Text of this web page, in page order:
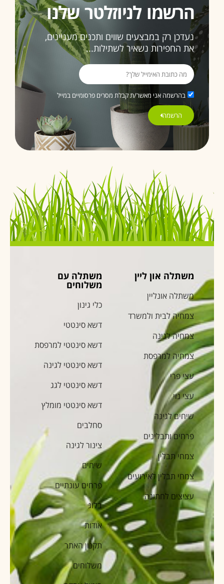
הרשמו לניוזלטר שלנו
נעדכן רק במבצעים שווים ותכנים מעניינים,
את החפירות נשאיר לשתילות...
בהרשמה אני מאשר/ת קבלת מסרים פרסומיים במייל
הרשמה
משתלה און ליין
משתלה אונליין
צמחיה לבית ולמשרד
צמחיה לגינה
צמחיה למרפסת
עצי פרי
עצי נוי
שיחים לגינה
פרחים ותבלינים
צמחי תבלין
צמחי תבלין לאירועים
עציצים לחתונה
משתלה עם
משלוחים
כלי גינון
דשא סינטטי
דשא סינטטי למרפסת
דשא סינטטי לגינה
דשא סינטטי לגג
דשא סינטטי מומלץ
סחלבים
צינור לגינה
שיחים
פרחים עונתיים
בלוג
אודות
תקנון האתר
משלוחים